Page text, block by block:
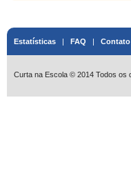
Estatísticas | FAQ | Contato
Curta na Escola © 2014 Todos os